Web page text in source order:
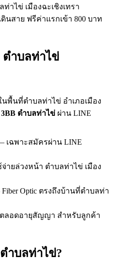
ท่าไข่ เมืองฉะเชิงเทรา
นสาย ฟรีค่าแรกเข้า 800 บาท
ตำบลท่าไข่
พื้นที่ตำบลท่าไข่ อำเภอเมือง
ตำบลท่าไข่ ผ่าน LINE
เฉพาะสมัครผ่าน LINE
ายล่วงหน้า ตำบลท่าไข่ เมือง
Optic ตรงถึงบ้านที่ตำบลท่า
ลอดอายุสัญญา สำหรับลูกค้า
ำบลท่าไข่?